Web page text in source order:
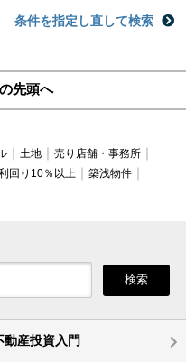
条件を指定し直して検索
先頭へ
土地
売り店舗・事務所
回り10％以上
築浅物件
検索
動産投資入門